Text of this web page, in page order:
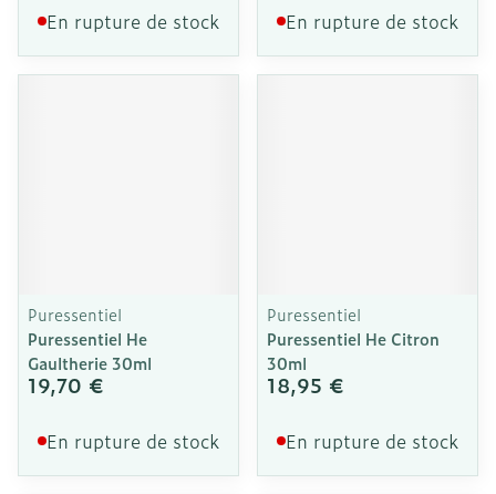
En rupture de stock En rupture de stock
Puressentiel
Puressentiel He
Gaultherie 30ml
19,70 €
En rupture de stock
Puressentiel
Puressentiel He Citron
30ml
18,95 €
En rupture de stock